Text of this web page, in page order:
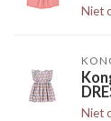
Niet
Niet